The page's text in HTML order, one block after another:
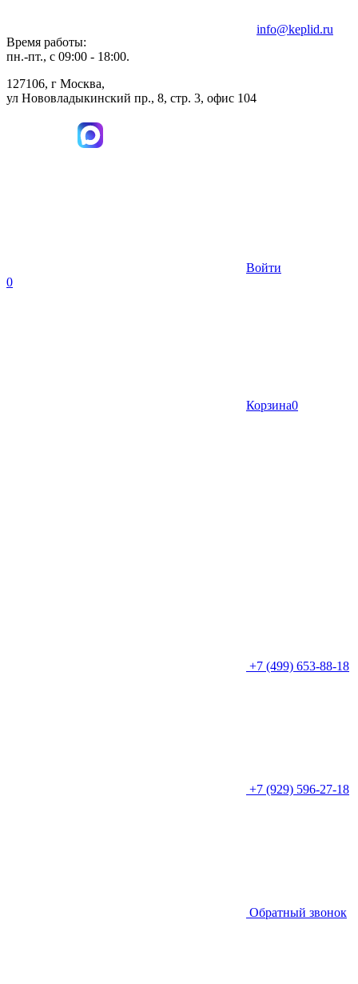
Время работы:
пн.-пт., с 09:00 - 18:00.
127106, г Москва,
ул Нововладыкинский пр., 8, стр. 3, офис 104
info@keplid.ru
Войти
0
Корзина0
+7 (499) 653-88-18
+7 (929) 596-27-18
Обратный звонок